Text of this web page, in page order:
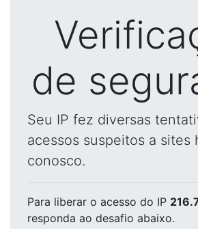
de
Seu IP fez diversas
acessos suspeitos a sites
conosco.
Para liberar o acesso do IP
responda ao desafio abaixo.